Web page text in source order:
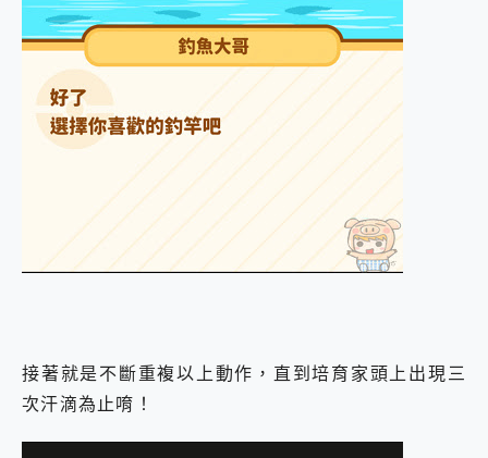
接著就是不斷重複以上動作，直到培育家頭上出現三
次汗滴為止唷！